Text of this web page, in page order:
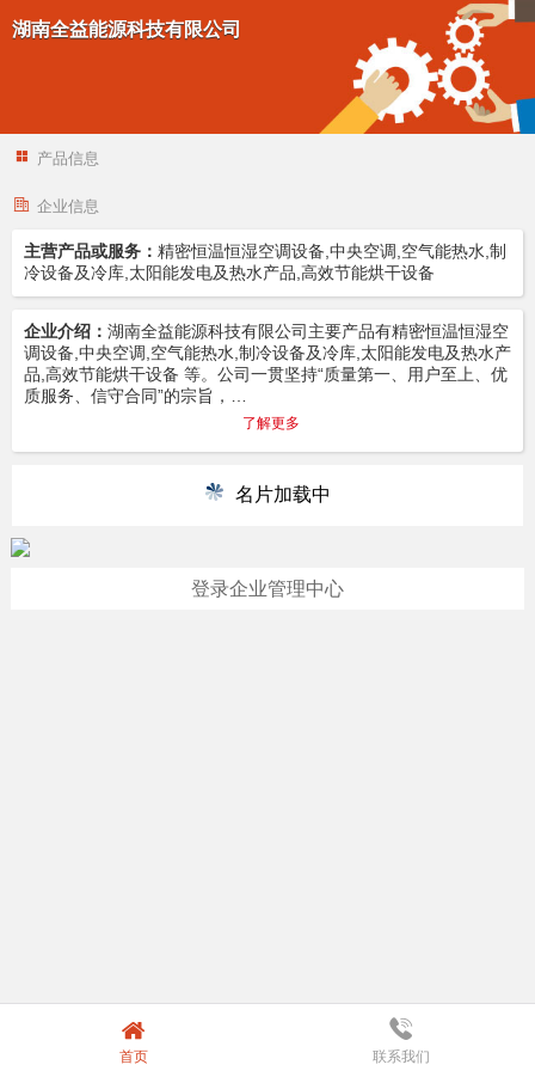
湖南全益能源科技有限公司
产品信息
企业信息
主营产品或服务： 精密恒温恒湿空调设备,中央空调,空气能热水,制
冷设备及冷库,太阳能发电及热水产品,高效节能烘干设备
企业介绍： 湖南全益能源科技有限公司主要产品有精密恒温恒湿空
调设备,中央空调,空气能热水,制冷设备及冷库,太阳能发电及热水产
品,高效节能烘干设备 等。公司一贯坚持“质量第一、用户至上、优
质服务、信守合同”的宗旨，…
了解更多
名片加载中
登录企业管理中心
首页 联系我们